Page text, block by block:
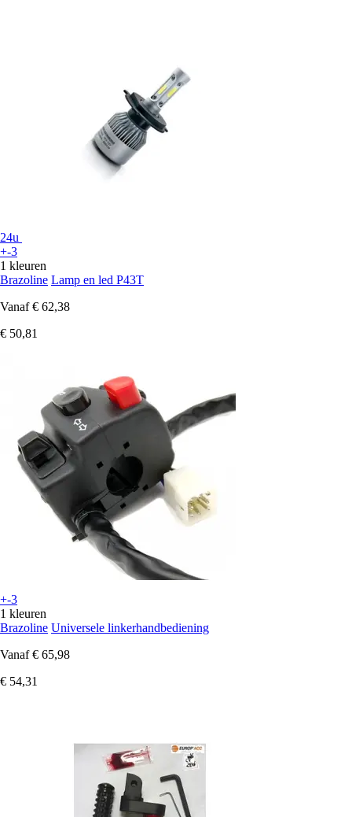
24u
+-3
1 kleuren
Brazoline Lamp en led P43T
Vanaf € 62,38
€ 50,81
+-3
1 kleuren
Brazoline Universele linkerhandbediening
Vanaf € 65,98
€ 54,31